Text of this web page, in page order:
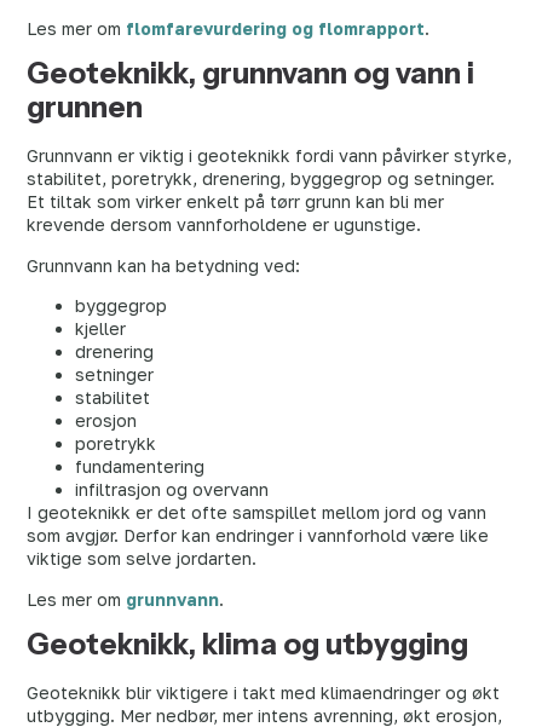
Les mer om flomfarevurdering og flomrapport.
Geoteknikk, grunnvann og vann i
grunnen
Grunnvann er viktig i geoteknikk fordi vann påvirker styrke,
stabilitet, poretrykk, drenering, byggegrop og setninger.
Et tiltak som virker enkelt på tørr grunn kan bli mer
krevende dersom vannforholdene er ugunstige.
Grunnvann kan ha betydning ved:
byggegrop
kjeller
drenering
setninger
stabilitet
erosjon
poretrykk
fundamentering
infiltrasjon og overvann
I geoteknikk er det ofte samspillet mellom jord og vann
som avgjør. Derfor kan endringer i vannforhold være like
viktige som selve jordarten.
Les mer om grunnvann.
Geoteknikk, klima og utbygging
Geoteknikk blir viktigere i takt med klimaendringer og økt
utbygging. Mer nedbør, mer intens avrenning, økt erosjon,